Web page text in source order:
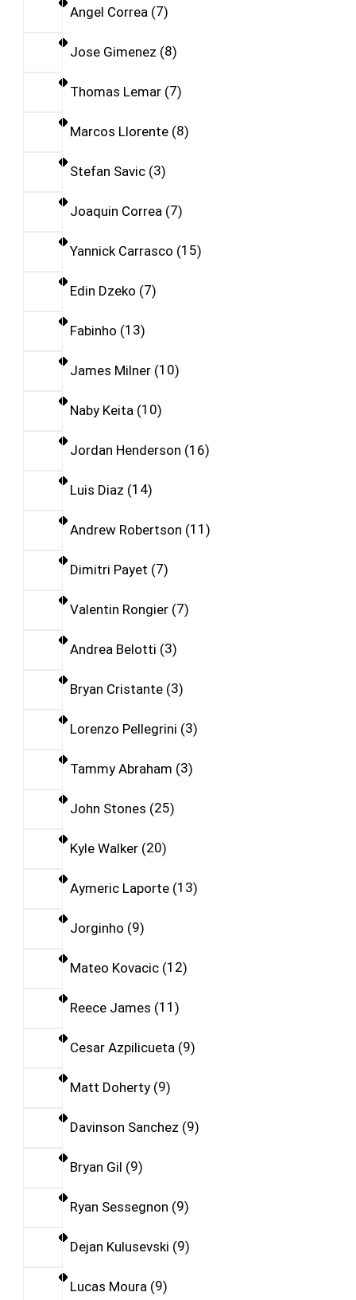
Angel Correa 7
Jose Gimenez 8
Thomas Lemar 7
Marcos Llorente 8
Stefan Savic 3
Joaquin Correa 7
Yannick Carrasco 15
Edin Dzeko 7
Fabinho 13
James Milner 10
Naby Keita 10
Jordan Henderson 16
Luis Diaz 14
Andrew Robertson 11
Dimitri Payet 7
Valentin Rongier 7
Andrea Belotti 3
Bryan Cristante 3
Lorenzo Pellegrini 3
Tammy Abraham 3
John Stones 25
Kyle Walker 20
Aymeric Laporte 13
Jorginho 9
Mateo Kovacic 12
Reece James 11
Cesar Azpilicueta 9
Matt Doherty 9
Davinson Sanchez 9
Bryan Gil 9
Ryan Sessegnon 9
Dejan Kulusevski 9
Lucas Moura 9